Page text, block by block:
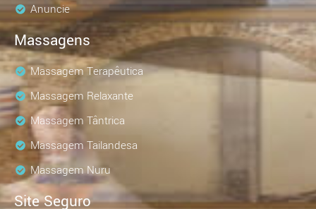
Anuncie
Massagens
Massagem Terapêutica
Massagem Relaxante
Massagem Tântrica
Massagem Tailandesa
Massagem Nuru
Site Seguro